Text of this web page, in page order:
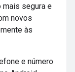
mais segura e
novos
às
e número